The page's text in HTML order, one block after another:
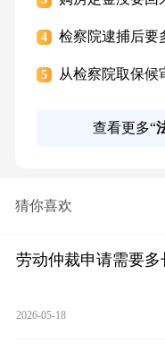
4 检察院逮捕后要
5 从检察院取保候
查看更多“
猜你喜欢
劳动仲裁申请需要多
2026-05-18